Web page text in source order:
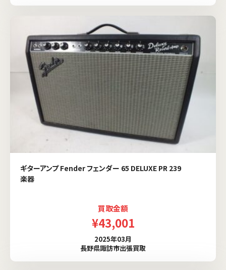
ギターアンプ Fender フェンダー 65 DELUXE PR 239
楽器
買取金額
¥43,001
2025年03月
長野県諏訪市出張買取